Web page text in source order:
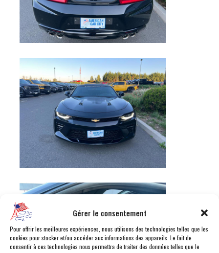
Gérer le consentement
Pour offrir les meilleures expériences, nous utilisons des technologies telles que les
cookies pour stocker et/ou accéder aux informations des appareils. Le fait de
consentir à ces technologies nous permettra de traiter des données telles que le